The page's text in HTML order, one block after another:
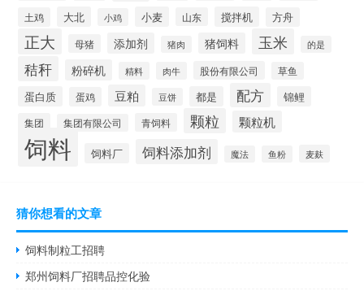
土鸡 大北 小鸡 小麦 山东 搅拌机 方舟
正大 母猪 添加剂 猪肉 猪饲料 玉米 的是
秸秆 粉碎机 精料 肉牛 股份有限公司 草鱼
蛋白质 蛋鸡 豆粕 豆饼 都是 配方 锦鲤
集团 集团有限公司 青饲料 颗粒 颗粒机
饲料 饲料厂 饲料添加剂 魔法 鱼粉 麦麸
猜你想看的文章
饲料制粒工招聘
郑州饲料厂招聘品控化验